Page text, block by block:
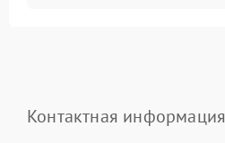
Контактная информация